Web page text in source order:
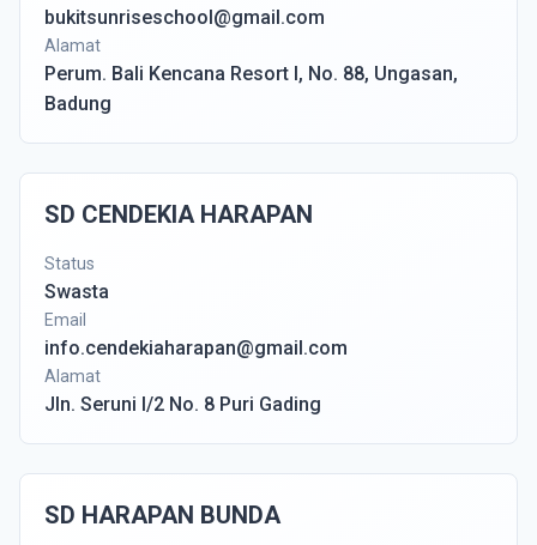
bukitsunriseschool@gmail.com
Alamat
Perum. Bali Kencana Resort I, No. 88, Ungasan,
Badung
SD CENDEKIA HARAPAN
Status
Swasta
Email
info.cendekiaharapan@gmail.com
Alamat
Jln. Seruni I/2 No. 8 Puri Gading
SD HARAPAN BUNDA